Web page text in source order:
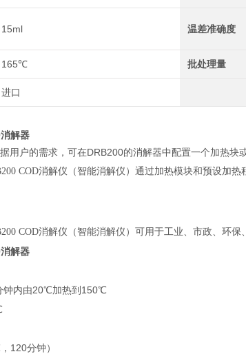
15ml 温差准确度
165℃ 批处理量
进口
解器
用户的需求，可在DRB200的消解器中配置一个加热块
COD消解仪（智能消解仪）通过加热模块和预设加
COD消解仪（智能消解仪）可用于工业、市政、环保
解器
钟内由20℃加热到150℃
120分钟）